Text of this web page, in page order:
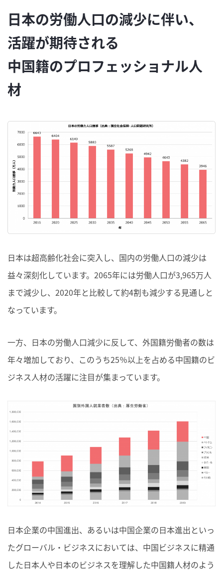
日本の労働人口の減少に伴い、
活躍が期待される
中国籍のプロフェッショナル人
材
日本は超高齢化社会に突入し、国内の労働人口の減少は
益々深刻化しています。2065年には労働人口が3,965万人
まで減少し、2020年と比較して約4割も減少する見通しと
なっています。
一方、日本の労働人口減少に反して、外国籍労働者の数は
年々増加しており、このうち25％以上を占める中国籍のビ
ジネス人材の活躍に注目が集まっています。
日本企業の中国進出、あるいは中国企業の日本進出といっ
たグローバル・ビジネスにおいては、中国ビジネスに精通
した日本人や日本のビジネスを理解した中国籍人材のよう